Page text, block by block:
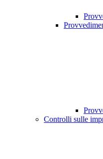
Controlli sulle